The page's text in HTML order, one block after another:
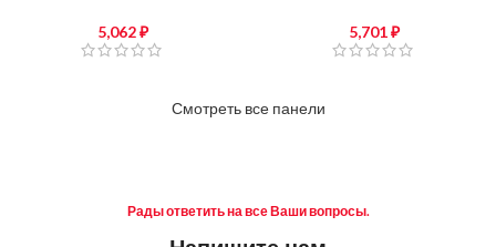
5,062₽ 5,701₽
Смотреть все панели
Рады ответить на все Ваши вопросы.